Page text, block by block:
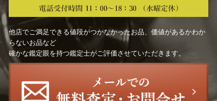
慶入 （十一代楽 吉左衛
門）
奥村 吉兵衛
前田 昭博 飛来 一閑
野々村 仁清 高橋道八
他店でご満足できる値段がつかなかったお品、価値があるかわか
らないお品など
確かな鑑定眼を持つ鑑定士がご評価させていただきます。